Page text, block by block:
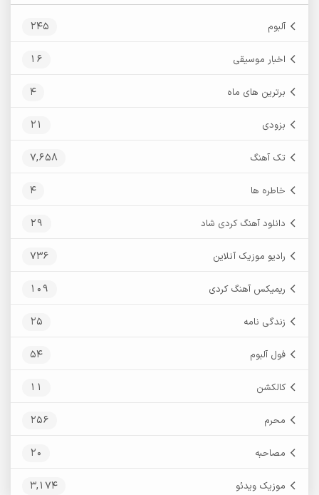
آلبوم 245
اخبار موسیقی 16
برترین های ماه 4
بزودی 21
تک آهنگ 7,658
خاطره ها 4
دانلود آهنگ کردی شاد 29
رادیو موزیک آنلاین 736
ریمیکس آهنگ کردی 109
زندگی نامه 25
فول آلبوم 54
کالکشن 11
محرم 256
مصاحبه 20
موزیک ویدئو 3,174